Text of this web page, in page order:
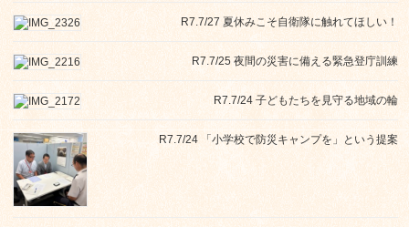
R7.7/27 夏休みこそ自衛隊に触れてほしい！
R7.7/25 夜間の災害に備える緊急登庁訓練
R7.7/24 子どもたちを見守る地域の輪
R7.7/24 「小学校で防災キャンプを」という提案